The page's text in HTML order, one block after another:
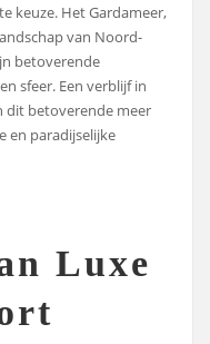
keuze. Het Gardameer,
van Noord-
betoverende
sfeer. Een verblijf in
dit betoverende meer
en paradijselijke
Luxe